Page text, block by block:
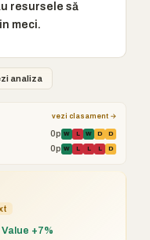
resursele să
meci.
analiza
vezi clasament →
0p W L W D D
0p W L L L D
Value +7%